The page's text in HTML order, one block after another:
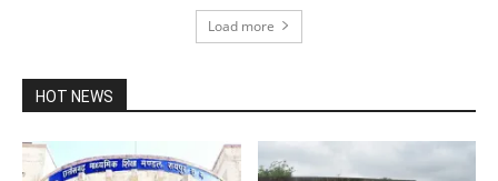
Load more
HOT NEWS